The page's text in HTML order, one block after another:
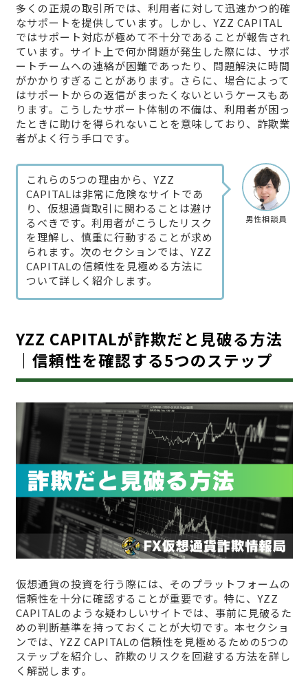
多くの正規の取引所では、利用者に対して迅速かつ的確
なサポートを提供しています。しかし、YZZ CAPITAL
ではサポート対応が極めて不十分であることが報告され
ています。サイト上で何か問題が発生した際には、サポ
ートチームへの連絡が困難であったり、問題解決に時間
がかかりすぎることがあります。さらに、場合によって
はサポートからの返信がまったくないというケースもあ
ります。こうしたサポート体制の不備は、利用者が困っ
たときに助けを得られないことを意味しており、詐欺業
者がよく行う手口です。
男性相談員
これらの5つの理由から、YZZ
CAPITALは非常に危険なサイトであ
り、仮想通貨取引に関わることは避け
るべきです。利用者がこうしたリスク
を理解し、慎重に行動することが求め
られます。次のセクションでは、YZZ
CAPITALの信頼性を見極める方法に
ついて詳しく紹介します。
YZZ CAPITALが詐欺だと見破る方法
｜信頼性を確認する5つのステップ
仮想通貨の投資を行う際には、そのプラットフォームの
信頼性を十分に確認することが重要です。特に、YZZ
CAPITALのような疑わしいサイトでは、事前に見破るた
めの判断基準を持っておくことが大切です。本セクショ
ンでは、YZZ CAPITALの信頼性を見極めるための5つの
ステップを紹介し、詐欺のリスクを回避する方法を詳し
く解説します。